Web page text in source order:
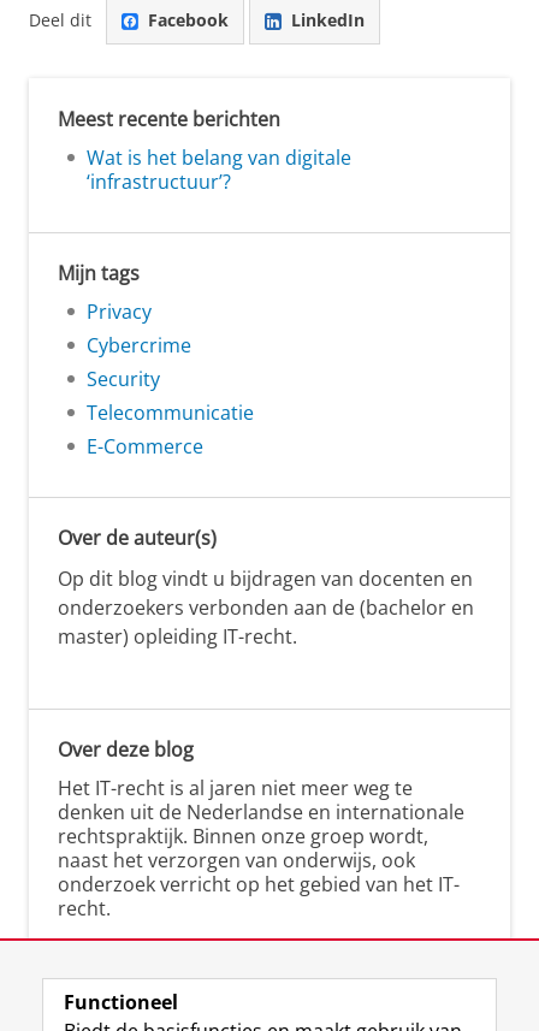
Deel dit Facebook LinkedIn
Meest recente berichten
Wat is het belang van digitale
‘infrastructuur’?
Mijn tags
Privacy
Cybercrime
Security
Telecommunicatie
E-Commerce
Over de auteur(s)
Op dit blog vindt u bijdragen van docenten en
onderzoekers verbonden aan de (bachelor en
master) opleiding IT-recht.
Over deze blog
Het IT-recht is al jaren niet meer weg te
denken uit de Nederlandse en internationale
rechtspraktijk. Binnen onze groep wordt,
naast het verzorgen van onderwijs, ook
onderzoek verricht op het gebied van het IT-
recht.
Functioneel